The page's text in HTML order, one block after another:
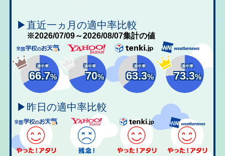
▶直近一ヵ月の適中率比較
※2026/07/09～2026/08/07集計の値
適中率
66.7%
適中率
70%
適中率
63.3%
適中率
73.3%
▶昨日の適中率比較